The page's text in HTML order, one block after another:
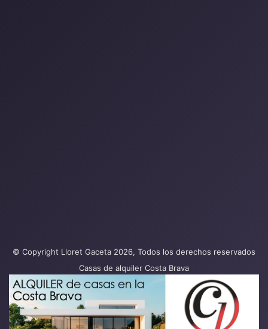
© Copyright Lloret Gaceta 2026, Todos los derechos reservados
Casas de alquiler Costa Brava